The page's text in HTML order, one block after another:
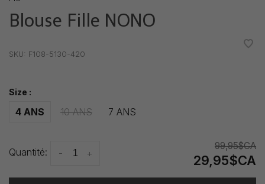
Blouse Fille NONO
SKU: F108-5130-420
Size :
4 ANS 10 ANS 7 ANS
Quantité: +
-
99,95$CA
29,95$CA